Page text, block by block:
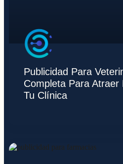
Publicidad Para
Completa Para Atraer
Tu Clínica